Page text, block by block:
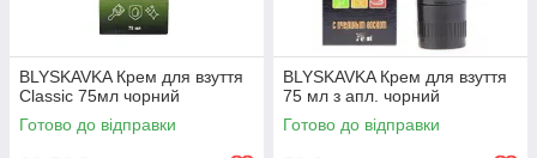
BLYSKAVKA Крем для взуття
Classic 75мл чорний
Готово до відправки
BLYSKAVKA Крем для взуття
75 мл з апл. чорний
Готово до відправки